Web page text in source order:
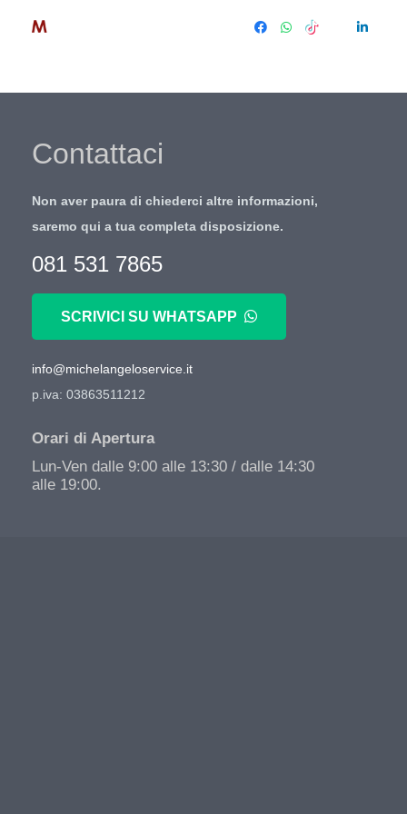
Contattaci
Non aver paura di chiederci altre informazioni,
saremo qui a tua completa disposizione.
081 531 7865
SCRIVICI SU WHATSAPP
info@michelangeloservice.it
p.iva: 03863511212
Orari di Apertura
Lun-Ven dalle 9:00 alle 13:30 / dalle 14:30
alle 19:00.